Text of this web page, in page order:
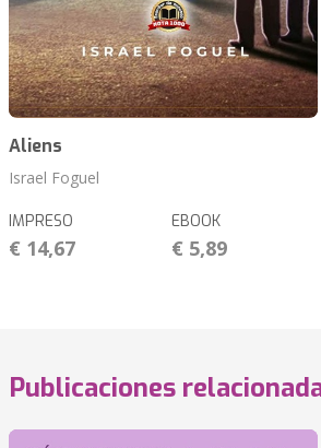
Aliens
Israel Foguel
IMPRESO
€ 14,67
EBOOK
€ 5,89
Publicaciones